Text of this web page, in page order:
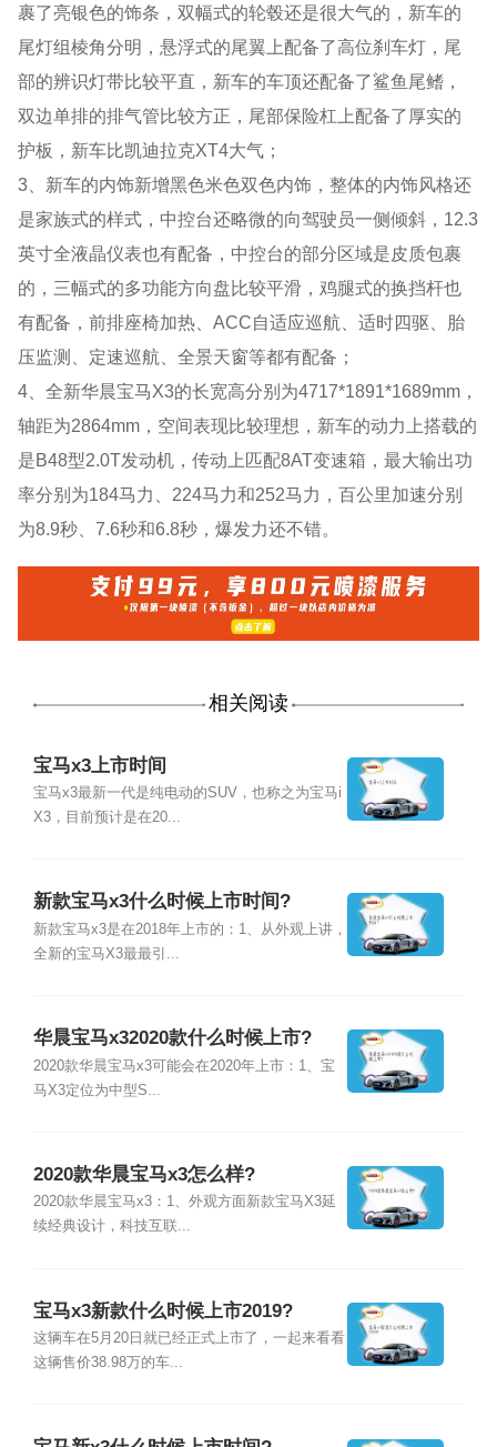
裹了亮银色的饰条，双幅式的轮毂还是很大气的，新车的
尾灯组棱角分明，悬浮式的尾翼上配备了高位刹车灯，尾
部的辨识灯带比较平直，新车的车顶还配备了鲨鱼尾鳍，
双边单排的排气管比较方正，尾部保险杠上配备了厚实的
护板，新车比凯迪拉克XT4大气；
3、新车的内饰新增黑色米色双色内饰，整体的内饰风格还
是家族式的样式，中控台还略微的向驾驶员一侧倾斜，12.3
英寸全液晶仪表也有配备，中控台的部分区域是皮质包裹
的，三幅式的多功能方向盘比较平滑，鸡腿式的换挡杆也
有配备，前排座椅加热、ACC自适应巡航、适时四驱、胎
压监测、定速巡航、全景天窗等都有配备；
4、全新华晨宝马X3的长宽高分别为4717*1891*1689mm，
轴距为2864mm，空间表现比较理想，新车的动力上搭载的
是B48型2.0T发动机，传动上匹配8AT变速箱，最大输出功
率分别为184马力、224马力和252马力，百公里加速分别
为8.9秒、7.6秒和6.8秒，爆发力还不错。
相关阅读
宝马x3上市时间
宝马x3最新一代是纯电动的SUV，也称之为宝马i
X3，目前预计是在20...
新款宝马x3什么时候上市时间?
新款宝马x3是在2018年上市的：1、从外观上讲，
全新的宝马X3最最引...
华晨宝马x32020款什么时候上市?
2020款华晨宝马x3可能会在2020年上市：1、宝
马X3定位为中型S...
2020款华晨宝马x3怎么样?
2020款华晨宝马x3：1、外观方面新款宝马X3延
续经典设计，科技互联...
宝马x3新款什么时候上市2019?
这辆车在5月20日就已经正式上市了，一起来看看
这辆售价38.98万的车...